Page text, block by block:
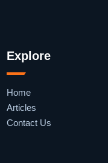
Explore
Home
Articles
Contact Us